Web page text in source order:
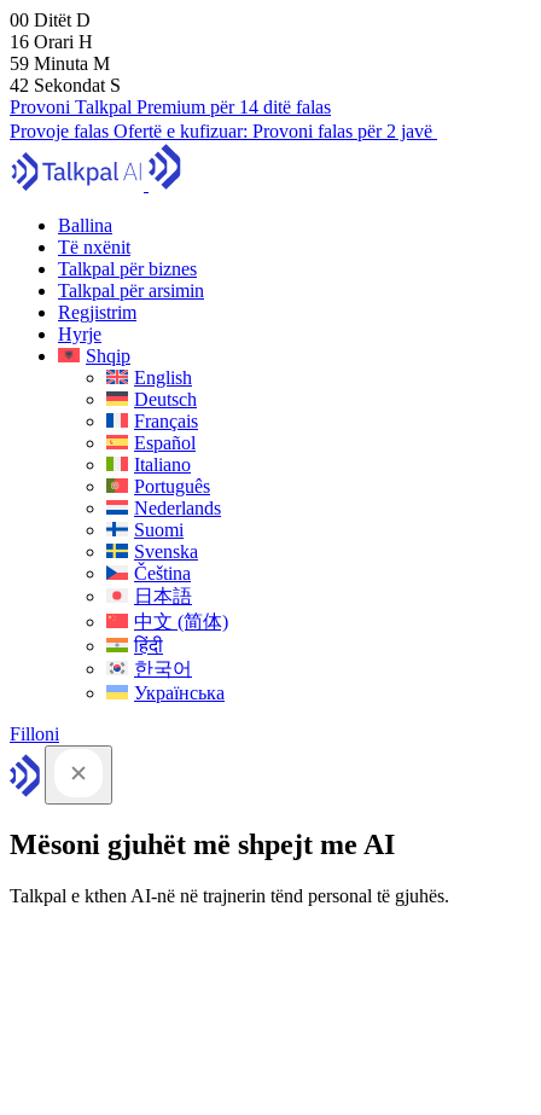
00 Ditët D
16 Orari H
59 Minuta M
41 Sekondat S
Provoni Talkpal Premium për 14 ditë falas
Provoje falas Ofertë e kufizuar: Provoni falas për 2 javë
Ballina
Të nxënit
Talkpal për biznes
Talkpal për arsimin
Regjistrim
Hyrje
Shqip
English
Deutsch
Français
Español
Italiano
Português
Nederlands
Suomi
Svenska
Čeština
日本語
中文 (简体)
हिंदी
한국어
Українська
Filloni
Mësoni gjuhët më shpejt me AI
Talkpal e kthen AI-në në trajnerin tënd personal të gjuhës.